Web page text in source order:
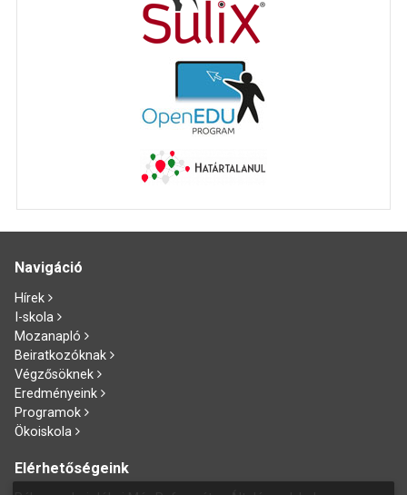
Navigáció
Hírek
I-skola
Mozanapló
Beiratkozóknak
Végzősöknek
Eredményeink
Programok
Ökoiskola
Elérhetőségeink